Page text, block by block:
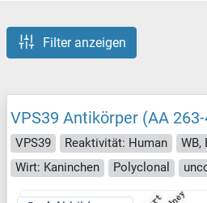
Filter anzeigen
VPS39 Antikörper (AA
VPS39 Reaktivität: Human
WB,
Wirt: Kaninchen
Polyclonal